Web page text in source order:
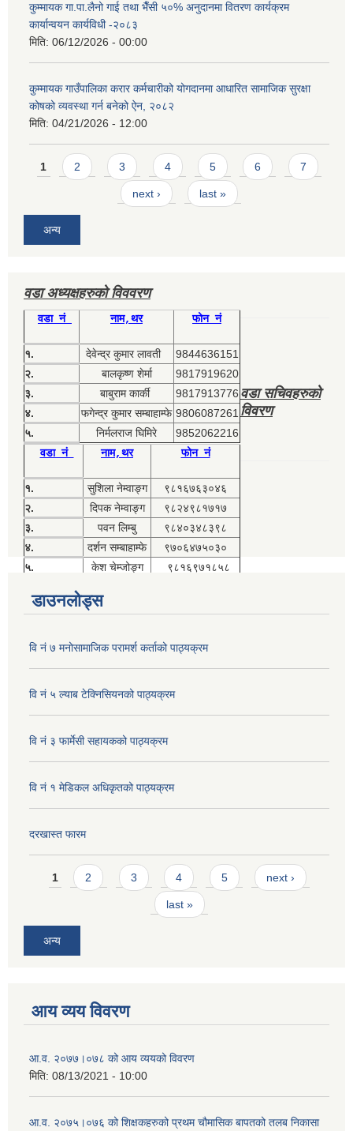
कुम्मायक गा.पा.लैनो गाई तथा भैँसी ५०% अनुदानमा वितरण कार्यक्रम
कार्यान्वयन कार्यविधी -२०८३
मिति: 06/12/2026 - 00:00
कुम्मायक गाउँपालिका करार कर्मचारीको योगदानमा आधारित सामाजिक सुरक्षा
कोषको व्यवस्था गर्न बनेको ऐन, २०८२
मिति: 04/21/2026 - 12:00
Pages
1 2 3 4 5 6 7
next › last »
अन्य
वडा अध्यक्षहरुको विववरण
वडा नं नाम,थर फोन नं
१. देवेन्द्र कुमार लावती
9844636151
२.
बालकृष्ण शेर्मा
9817919620
३.
बाबुराम कार्की
9817913776
४.
फगेन्द्र कुमार सम्बाहाम्फे 9806087261
५.
निर्मलराज घिमिरे 9852062216
वडा सचिवहरुको
विवरण
वडा नं नाम,थर फोन नं
१. सुशिला नेम्वाङ्ग
९८१६७६३०४६
२.
दिपक नेम्वाङ्ग
९८२४९८१७१७
३.
पवन लिम्बु
९८४०३४८३९८
४.
दर्शन सम्बाहाम्फे
९७०६४७५०३०
५.
केश चेम्जोङ्ग ९८१६९७१८५८
डाउनलोड्स
वि नं ७ मनोसामाजिक परामर्श कर्ताको पाठ्यक्रम
वि नं ५ ल्याब टेक्निसियनको पाठ्यक्रम
वि नं ३ फार्मेसी सहायकको पाठ्यक्रम
वि नं १ मेडिकल अधिकृतको पाठ्यक्रम
दरखास्त फारम
Pages
1 2 3 4 5 next ›
last »
अन्य
आय व्यय विवरण
आ.व. २०७७।०७८ को आय व्ययको विवरण
मिति: 08/13/2021 - 10:00
आ.व. २०७५।०७६ को शिक्षकहरुको प्रथम चौमासिक बापतको तलब निकासा